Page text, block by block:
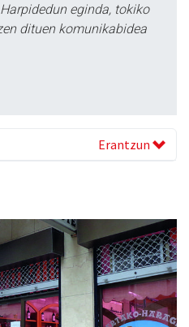
eginda, tokiko
dituen komunikabidea
Erantzun